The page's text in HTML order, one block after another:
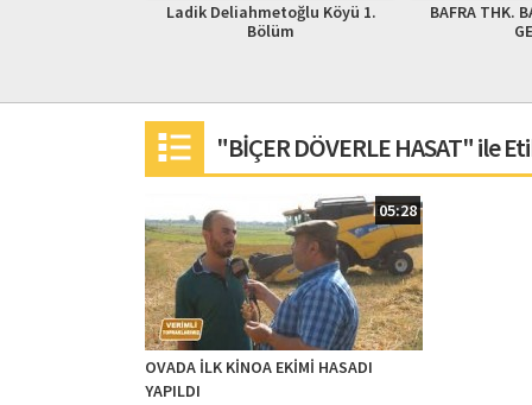
BAFRA THK. BAŞKANI OSMAN
GENÇ
"BİÇER DÖVERLE HASAT" ile
05:28
OVADA İLK KİNOA EKİMİ HASADI
YAPILDI